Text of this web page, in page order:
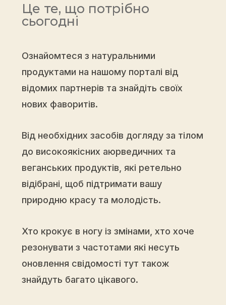
Це те, що потрібно
сьогодні
Ознайомтеся з натуральними
продуктами на нашому порталі від
відомих партнерів та знайдіть своїх
нових фаворитів.
Від необхідних засобів догляду за тілом
до високоякісних аюрведичних та
веганських продуктів, які ретельно
відібрані, щоб підтримати вашу
природню красу та молодість.
Хто крокує в ногу із змінами, хто хоче
резонувати з частотами які несуть
оновлення свідомості тут також
знайдуть багато цікавого.